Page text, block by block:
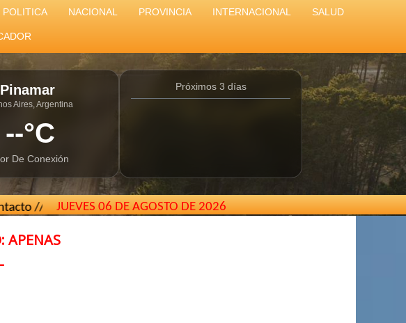
POLITICA NACIONAL PROVINCIA INTERNACIONAL SALUD
Pinamar
Aires, Argentina
--°C
De Conexión
Próximos 3 días
(02267) 15 439493// El Cartero de Pinamar - Buenos Aires -
JUEVES 06 DE AGOSTO DE 2026
APENAS